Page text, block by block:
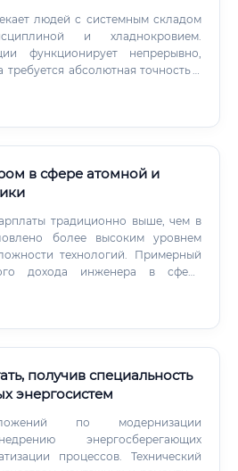
людей с системным складом
и хладнокровием.
функционирует непрерывно,
абсолютная точность в
в сфере атомной и
традиционно выше, чем в
более высоким уровнем
технологий. Примерный
дохода инженера в сфере
получив специальность
энергосистем
по модернизации
энергосберегающих
процессов. Технический